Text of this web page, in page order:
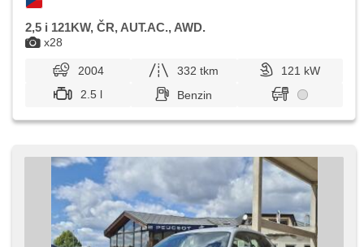
x28
2,5 i 121KW, ČR, AUT.AC., AWD.
2004 332 tkm
121 kW
2.5 l
Benzin